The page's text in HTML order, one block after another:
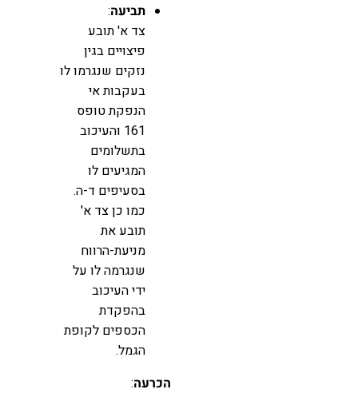
תביעה:
צד א' תובע
פיצויים בגין
נזקים שנגרמו לו
בעקבות אי
הנפקת טופס
161 והעיכוב
בתשלומים
המגיעים לו
בסעיפים ד-ה.
כמו כן צד א'
תובע את
מניעת-הרווח
שנגרמה לו על
ידי העיכוב
בהפקדת
הכספים לקופת
הגמל.
הכרעה: